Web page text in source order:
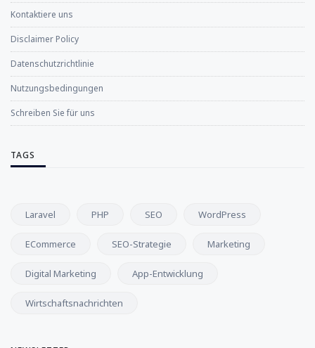
Kontaktiere uns
Disclaimer Policy
Datenschutzrichtlinie
Nutzungsbedingungen
Schreiben Sie für uns
TAGS
Laravel PHP SEO WordPress
ECommerce SEO-Strategie Marketing
Digital Marketing App-Entwicklung
Wirtschaftsnachrichten